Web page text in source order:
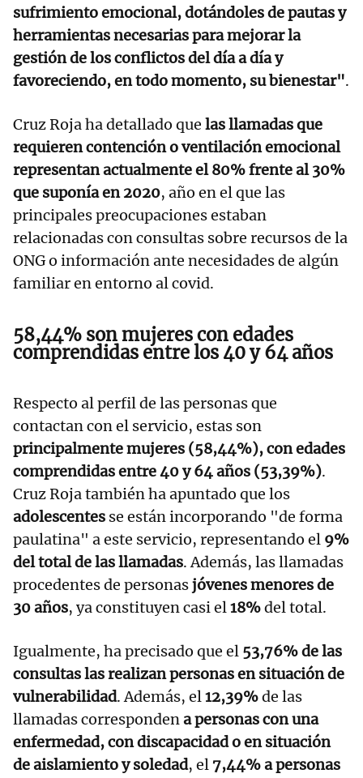
sufrimiento emocional, dotándoles de pautas y
herramientas necesarias para mejorar la
gestión de los conflictos del día a día y
favoreciendo, en todo momento, su bienestar".
Cruz Roja ha detallado que las llamadas que
requieren contención o ventilación emocional
representan actualmente el 80% frente al 30%
que suponía en 2020, año en el que las
principales preocupaciones estaban
relacionadas con consultas sobre recursos de la
ONG o información ante necesidades de algún
familiar en entorno al covid.
58,44% son mujeres con edades
comprendidas entre los 40 y 64 años
Respecto al perfil de las personas que
contactan con el servicio, estas son
principalmente mujeres (58,44%), con edades
comprendidas entre 40 y 64 años (53,39%).
Cruz Roja también ha apuntado que los
adolescentes se están incorporando "de forma
paulatina" a este servicio, representando el 9%
del total de las llamadas. Además, las llamadas
procedentes de personasjóvenes menores de
30 años, ya constituyen casi el18%del total.
Igualmente, ha precisado que el 53,76% de las
consultas las realizan personas en situación de
vulnerabilidad. Además, el12,39%de las
llamadas correspondena personas con una
enfermedad, con discapacidad o en situación
de aislamiento y soledad, el 7,44% a personas